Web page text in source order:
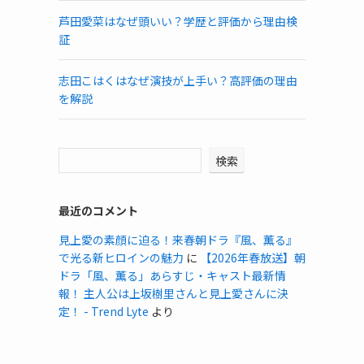
芦田愛菜はなぜ頭いい？学歴と評価から理由検
証
志田こはくはなぜ演技が上手い？高評価の理由
を解説
検索
最近のコメント
見上愛の素顔に迫る！来春朝ドラ『風、薫る』
で光る新ヒロインの魅力 に
【2026年春放送】朝
ドラ「風、薫る」あらすじ・キャスト最新情
報！ 主人公は上坂樹里さんと見上愛さんに決
定！ - Trend Lyte より